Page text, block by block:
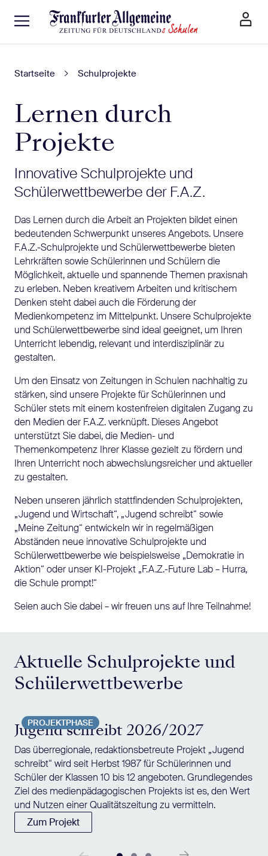
Startseite Schulprojekte
Lernen durch
Projekte
Innovative Schulprojekte und
Schülerwettbewerbe der F.A.Z.
Das Lernen durch die Arbeit an Projekten bildet einen
bedeutenden Schwerpunkt unseres Angebots. Unsere
F.A.Z.-Schulprojekte und Schülerwettbewerbe bieten
Lehrkräften sowie Schülerinnen und Schülern die
Möglichkeit, aktuelle und spannende Themen praxisnah
zu erleben. Neben kreativem Arbeiten und kritischem
Denken steht dabei auch die Förderung der
Medienkompetenz im Mittelpunkt. Unsere Schulprojekte
und Schülerwettbewerbe sind ideal geeignet, um Ihren
Unterricht lebendig, relevant und interdisziplinär zu
gestalten.
Um den Einsatz von Zeitungen in Schulen nachhaltig zu
stärken, sind unsere Projekte für Schülerinnen und
Schüler stets mit einem kostenfreien digitalen Zugang zu
den Medien der F.A.Z. verknüpft. Dieses Angebot
unterstützt Sie dabei, die Medien- und
Themenkompetenz Ihrer Klasse gezielt zu fördern und
Ihren Unterricht noch abwechslungsreicher und aktueller
zu gestalten.
Neben unseren jährlich stattfindenden Schulprojekten,
„Jugend und Wirtschaft“, „Jugend schreibt“ sowie
„Meine Zeitung“ entwickeln wir in regelmäßigen
Abständen neue innovative Schulprojekte und
Schülerwettbewerbe wie beispielsweise „Demokratie in
Aktion“ oder unser KI-Projekt „F.A.Z.-Future Lab – Hurra,
die Schule prompt!“
Seien auch Sie dabei – wir freuen uns auf Ihre Teilnahme!
Aktuelle Schulprojekte und
Schülerwettbewerbe
PROJEKTPHASE
Jugend schreibt 2026/2027
Das überregionale, redaktionsbetreute Projekt „Jugend
schreibt“ wird seit Herbst 1987 für Schülerinnen und
Schüler der Klassen 10 bis 12 angeboten. Grundlegendes
Ziel des medienpädagogischen Projekts ist es, den Wert
und Nutzen einer Qualitätszeitung zu vermitteln.
Zum Projekt